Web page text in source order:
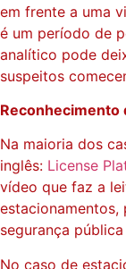
em frente a uma
é um período de
analítico pode
suspeitos
Reconhecimento
Na maioria dos
inglês: License
vídeo que faz a
estacionamentos,
segurança
No caso de